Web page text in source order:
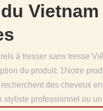
à tresser sans tresse
du produit: 1Notre
des cheveux
styliste professionnel ou un